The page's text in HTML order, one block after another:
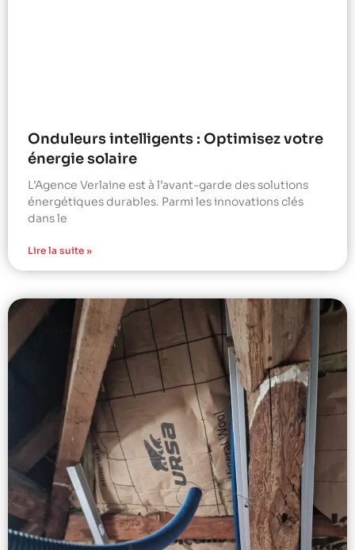
Onduleurs intelligents : Optimisez votre
énergie solaire
L’Agence Verlaine est à l’avant-garde des solutions
énergétiques durables. Parmi les innovations clés
dans le
Lire la suite »